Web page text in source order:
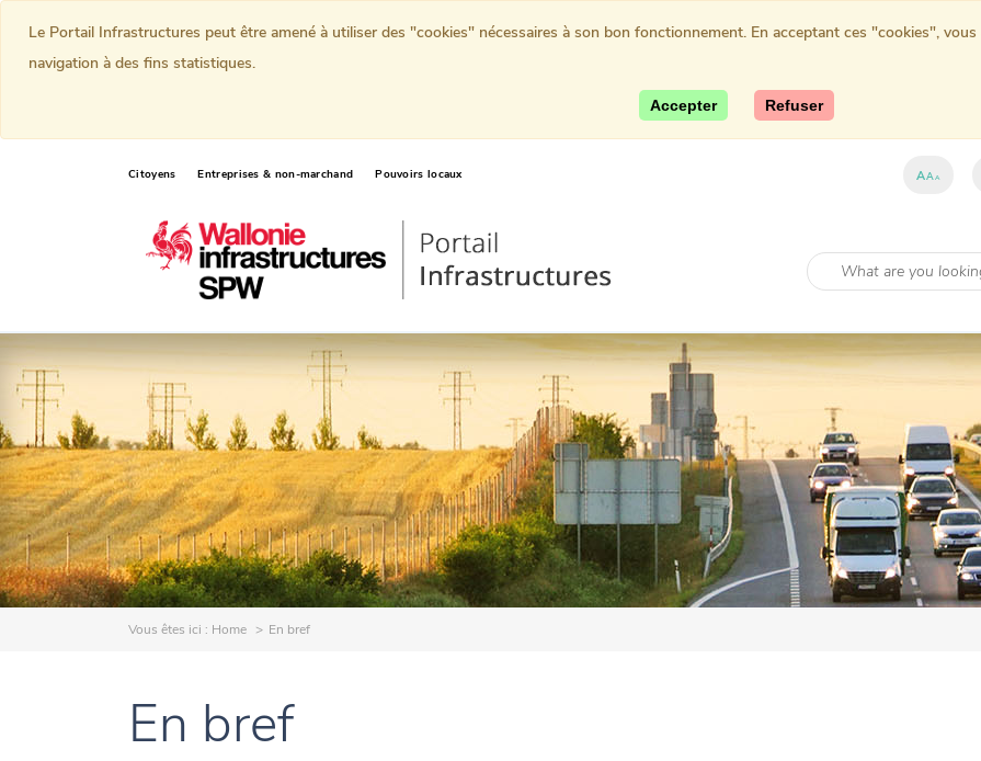
Citoyens Entreprises & non-marchand Pouvoirs locaux AAA
Vous êtes ici : Home En bref
En bref
Le Portail Infrastructures peut être amené à utiliser des "cookies" nécessaires à son bon fonctionnement. En acceptant ces "cookies",
navigation à des fins statistiques.
Accepter Refuser